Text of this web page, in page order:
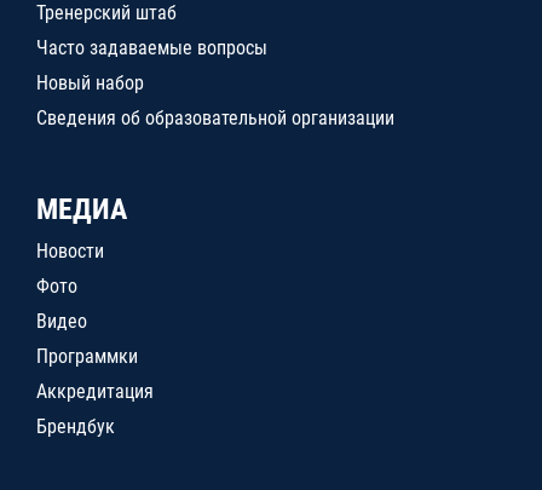
Тренерский штаб
Часто задаваемые вопросы
Новый набор
Сведения об образовательной организации
МЕДИА
Новости
Фото
Видео
Программки
Аккредитация
Брендбук